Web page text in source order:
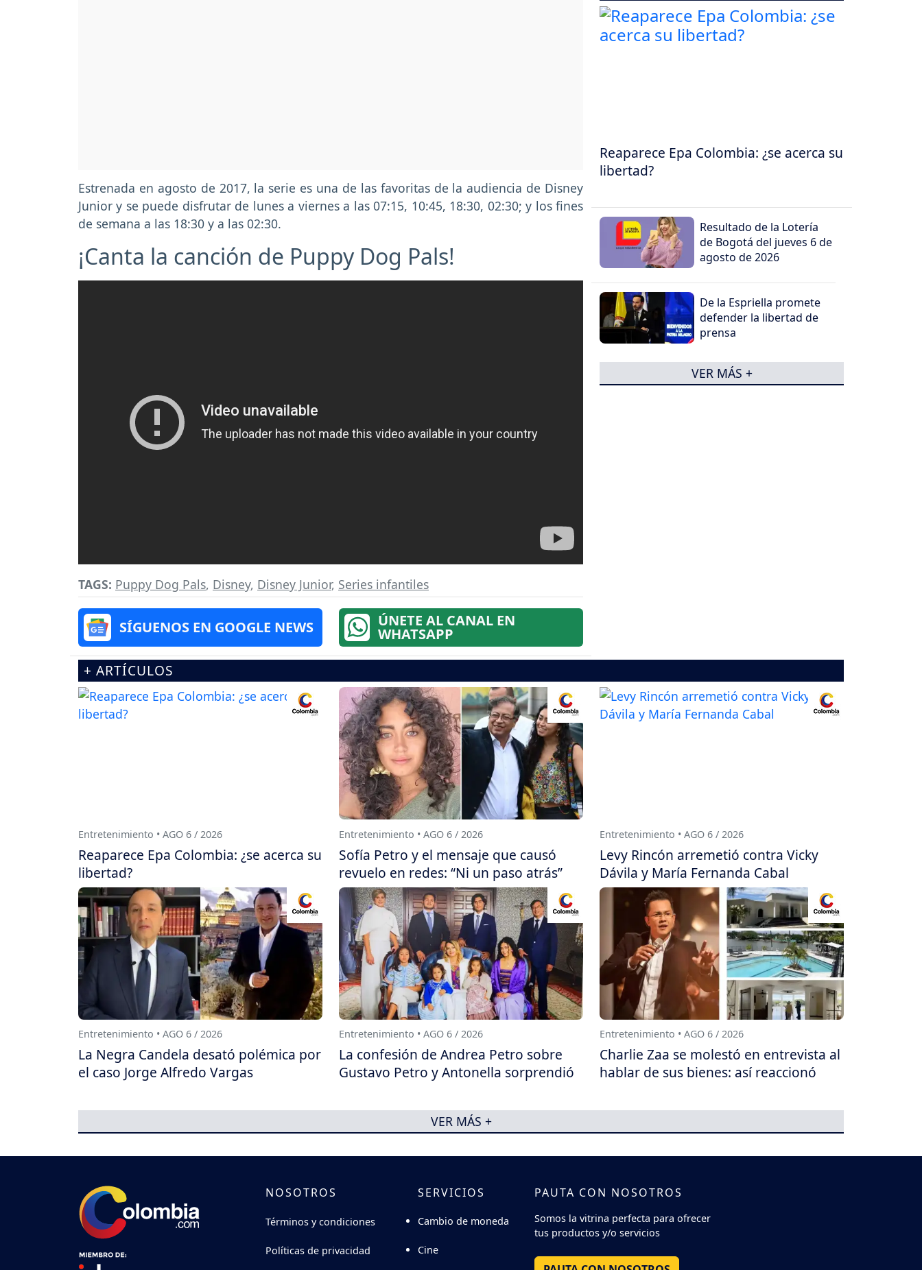
Estrenada en agosto de 2017, la serie es una de las favoritas de la audiencia de Disney
Junior y se puede disfrutar de lunes a viernes a las 07:15, 10:45, 18:30, 02:30; y los fines
de semana a las 18:30 y a las 02:30.
¡Canta la canción de Puppy Dog Pals!
TAGS: Puppy Dog Pals, Disney, Disney Junior, Series infantiles
SÍGUENOS EN GOOGLE NEWS ÚNETE AL CANAL EN
WHATSAPP
Reaparece Epa Colombia: ¿se acerca su
libertad?
Resultado de la Lotería
de Bogotá del jueves 6 de
agosto de 2026
De la Espriella promete
defender la libertad de
prensa
VER MÁS +
+ ARTÍCULOS
Entretenimiento • AGO 6 / 2026
Reaparece Epa Colombia: ¿se acerca su
libertad?
Entretenimiento • AGO 6 / 2026
Sofía Petro y el mensaje que causó
revuelo en redes: “Ni un paso atrás”
Entretenimiento • AGO 6 / 2026
Levy Rincón arremetió contra Vicky
Dávila y María Fernanda Cabal
Entretenimiento • AGO 6 / 2026
La Negra Candela desató polémica por
el caso Jorge Alfredo Vargas
Entretenimiento • AGO 6 / 2026
La confesión de Andrea Petro sobre
Gustavo Petro y Antonella sorprendió
Entretenimiento • AGO 6 / 2026
Charlie Zaa se molestó en entrevista al
hablar de sus bienes: así reaccionó
VER MÁS +
NOSOTROS
Términos y condiciones
Políticas de privacidad
SERVICIOS
Cambio de moneda
Cine
PAUTA CON NOSOTROS
Somos la vitrina perfecta para ofrecer
tus productos y/o servicios